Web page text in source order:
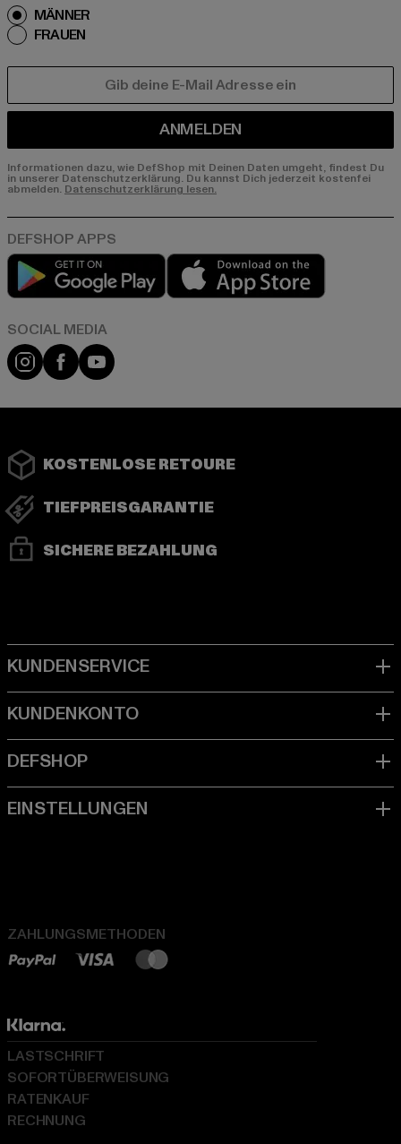
MÄNNER
FRAUEN
ANMELDEN
Informationen dazu, wie DefShop mit Deinen Daten umgeht, findest Du
in unserer Datenschutzerklärung. Du kannst Dich jederzeit kostenfei
abmelden. Datenschutzerklärung lesen.
Play market
Instagram
FacebookYouTube
KOSTENLOSE RETOURE
TIEFPREISGARANTIE
SICHERE BEZAHLUNG
ZAHLUNGSMETHODEN
LASTSCHRIFT
SOFORTÜBERWEISUNG
RATENKAUF
RECHNUNG